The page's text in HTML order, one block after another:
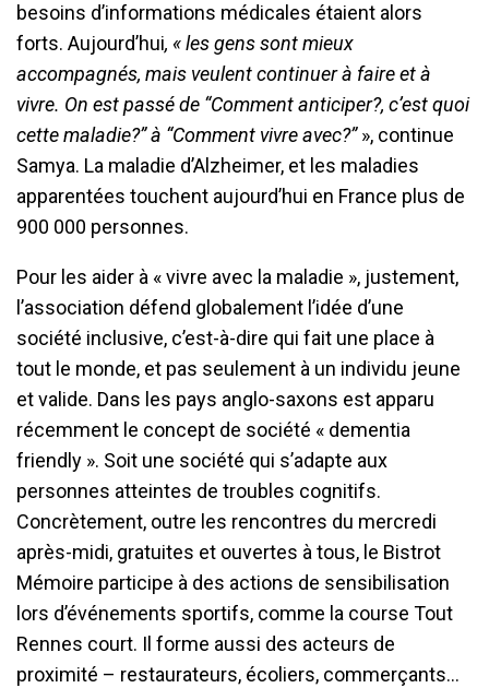
besoins d’informations médicales étaient alors
forts. Aujourd’hui, « les gens sont mieux
accompagnés, mais veulent continuer à faire et à
vivre. On est passé de “Comment anticiper?, c’est quoi
cette maladie?” à “Comment vivre avec?”», continue
Samya. La maladie d’Alzheimer, et les maladies
apparentées touchent aujourd’hui en France plus de
900 000 personnes.
Pour les aider à « vivre avec la maladie », justement,
l’association défend globalement l’idée d’une
société inclusive, c’est-à-dire qui fait une place à
tout le monde, et pas seulement à un individu jeune
et valide. Dans les pays anglo-saxons est apparu
récemment le concept de société « dementia
friendly ». Soit une société qui s’adapte aux
personnes atteintes de troubles cognitifs.
Concrètement, outre les rencontres du mercredi
après-midi, gratuites et ouvertes à tous, le Bistrot
Mémoire participe à des actions de sensibilisation
lors d’événements sportifs, comme la course Tout
Rennes court. Il forme aussi des acteurs de
proximité – restaurateurs, écoliers, commerçants…